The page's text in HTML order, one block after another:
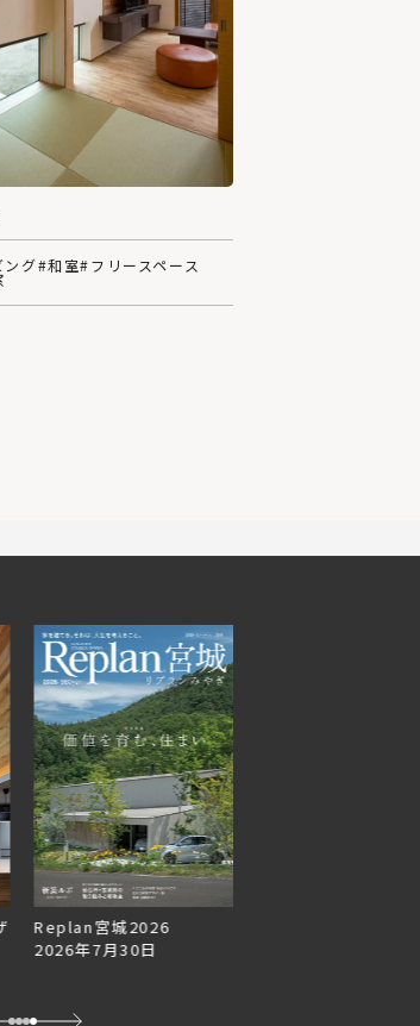
ング#和室#フリースペース
Replan宮城2026
2026年7月30日